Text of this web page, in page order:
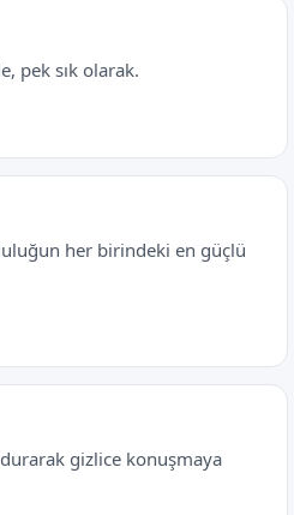
pek sık olarak.
her birindeki en güçlü
gizlice konuşmaya